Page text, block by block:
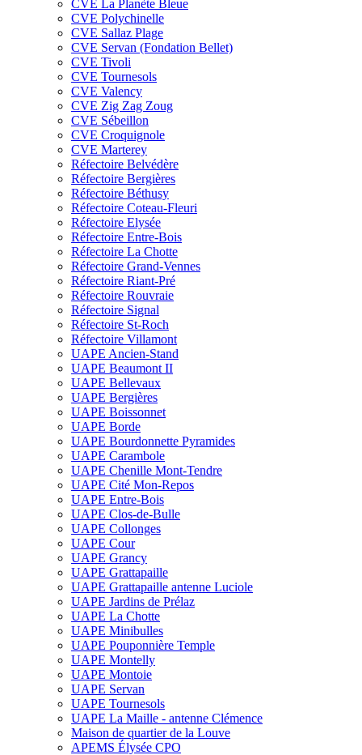
CVE La Planète Bleue
CVE Polychinelle
CVE Sallaz Plage
CVE Servan (Fondation Bellet)
CVE Tivoli
CVE Tournesols
CVE Valency
CVE Zig Zag Zoug
CVE Sébeillon
CVE Croquignole
CVE Marterey
Réfectoire Belvédère
Réfectoire Bergières
Réfectoire Béthusy
Réfectoire Coteau-Fleuri
Réfectoire Elysée
Réfectoire Entre-Bois
Réfectoire La Chotte
Réfectoire Grand-Vennes
Réfectoire Riant-Pré
Réfectoire Rouvraie
Réfectoire Signal
Réfectoire St-Roch
Réfectoire Villamont
UAPE Ancien-Stand
UAPE Beaumont II
UAPE Bellevaux
UAPE Bergières
UAPE Boissonnet
UAPE Borde
UAPE Bourdonnette Pyramides
UAPE Carambole
UAPE Chenille Mont-Tendre
UAPE Cité Mon-Repos
UAPE Entre-Bois
UAPE Clos-de-Bulle
UAPE Collonges
UAPE Cour
UAPE Grancy
UAPE Grattapaille
UAPE Grattapaille antenne Luciole
UAPE Jardins de Prélaz
UAPE La Chotte
UAPE Minibulles
UAPE Pouponnière Temple
UAPE Montelly
UAPE Montoie
UAPE Servan
UAPE Tournesols
UAPE La Maille - antenne Clémence
Maison de quartier de la Louve
APEMS Élysée CPO